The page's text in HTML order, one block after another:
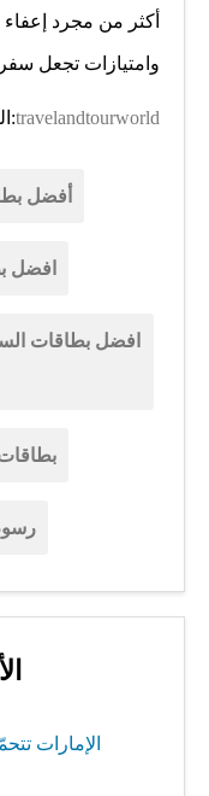
أكثر من مجرد
وامتيازات تجعل
travelandtourworld
أفضل
افضل
افضل بطاقات
الإمارات